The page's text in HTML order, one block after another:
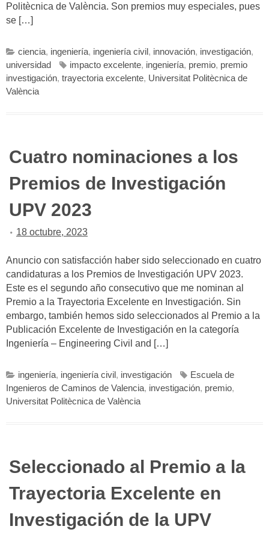
Politècnica de València. Son premios muy especiales, pues
se […]
ciencia, ingeniería, ingeniería civil , innovación, investigación,
universidad
impacto excelente, ingeniería, premio, premio
investigación, trayectoria excelente, Universitat Politècnica de
València
Cuatro nominaciones a los
Premios de Investigación
UPV 2023
18 octubre, 2023
Anuncio con satisfacción haber sido seleccionado en cuatro
candidaturas a los Premios de Investigación UPV 2023.
Este es el segundo año consecutivo que me nominan al
Premio a la Trayectoria Excelente en Investigación. Sin
embargo, también hemos sido seleccionados al Premio a la
Publicación Excelente de Investigación en la categoría
Ingeniería – Engineering Civil and […]
ingeniería, ingeniería civil , investigación
Escuela de
Ingenieros de Caminos de Valencia, investigación, premio,
Universitat Politècnica de València
Seleccionado al Premio a la
Trayectoria Excelente en
Investigación de la UPV